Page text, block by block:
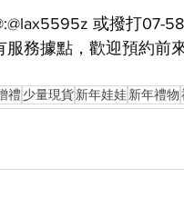
或撥打07-
務據點，歡迎預約前來
禮 少量現貨新年娃娃新年禮物